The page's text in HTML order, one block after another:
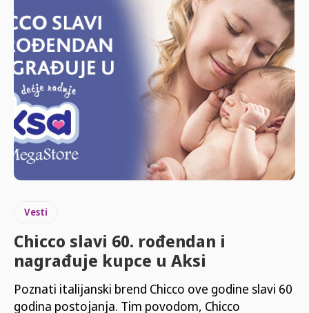
Vesti
Chicco slavi 60. rođendan i
nagrađuje kupce u Aksi
Poznati italijanski brend Chicco ove godine slavi 60
godina postojanja. Tim povodom, Chicco